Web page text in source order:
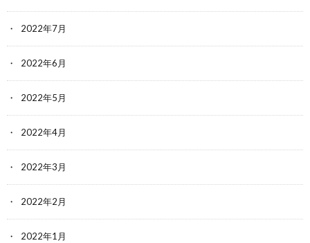
2022年7月
2022年6月
2022年5月
2022年4月
2022年3月
2022年2月
2022年1月